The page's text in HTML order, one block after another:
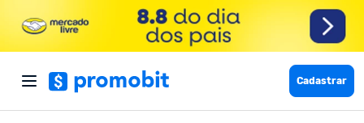
Cadastrar